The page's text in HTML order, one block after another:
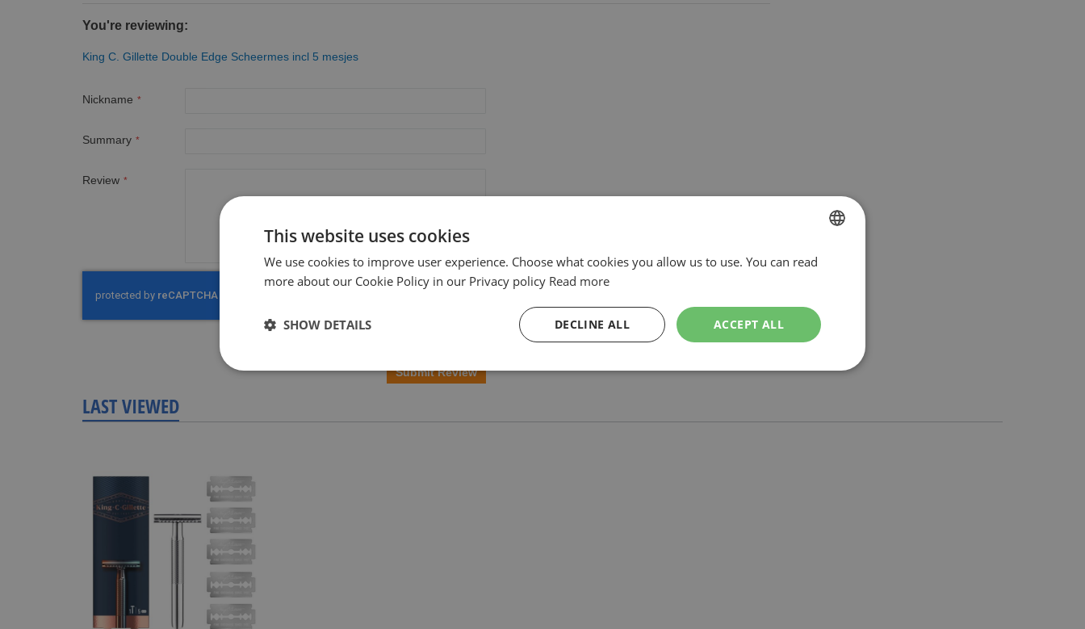
You're reviewing:
King C. Gillette Double Edge Scheermes incl 5 mesjes
Nickname
Summary
Review
Submit Review
LAST VIEWED
DUTCH
This website uses cookies
We use cookies to improve user experience. Choose what cookies you allow us to use. You can read
more about our Cookie Policy in our Privacy policy Read more
ACCEPT ALL
DECLINE ALL
SHOW DETAILS